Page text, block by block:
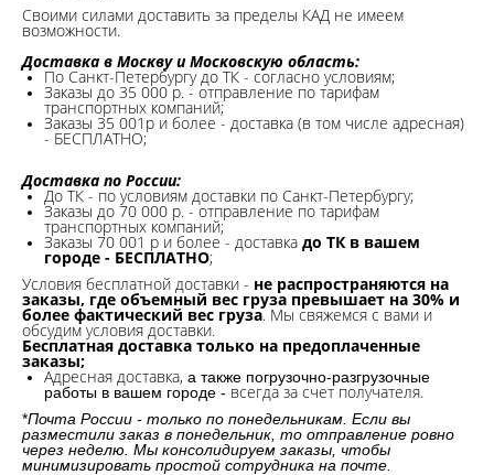
Своими силами доставить за пределы КАД не имеем
возможности.​
Доставка в Москву и Московскую область:
По Санкт-Петербургу до ТК - согласно условиям;
Заказы до 35 000 р. - отправление по тарифам
транспортных компаний;
Заказы 35 001р и более - доставка (в том числе адресная)
- БЕСПЛАТНО;
Доставка по России:
До ТК - по условиям доставки по Санкт-Петербургу;
Заказы до 70 000 р. - отправление по тарифам
транспортных компаний;
Заказы 70 001 р и более - доставка до ТК в вашем
городе - БЕСПЛАТНО;
Условия бесплатной доставки - не распространяются на
заказы, где объемный вес груза превышает на 30% и
более фактический вес груза. Мы свяжемся с вами и
обсудим условия доставки.
Бесплатная доставка только на предоплаченные
заказы;
Адресная доставка, а также погрузочно-разгрузочные
работы в вашем городе - всегда за счет получателя.
*Почта России - только по понедельникам. Если вы
разместили заказ в понедельник, то отправление ровно
через неделю. Мы консолидируем заказы, чтобы
минимизировать простой сотрудника на почте.